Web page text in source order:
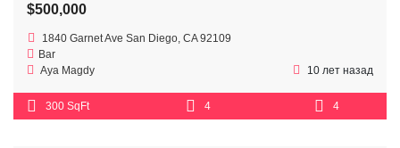
$500,000
1840 Garnet Ave San Diego, CA 92109
Bar
Aya Magdy
10 лет назад
300 SqFt 4 4